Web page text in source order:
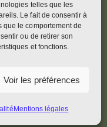
telles que les
Le fait de consentir à
que le comportement de
ou de retirer son
et fonctions.
Voir les préférences
Mentions légales